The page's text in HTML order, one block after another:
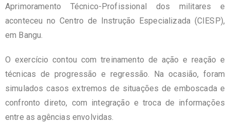
Aprimoramento Técnico-Profissional dos militares e
aconteceu no Centro de Instrução Especializada (CIESP),
em Bangu.
O exercício contou com treinamento de ação e reação e
técnicas de progressão e regressão. Na ocasião, foram
simulados casos extremos de situações de emboscada e
confronto direto, com integração e troca de informações
entre as agências envolvidas.